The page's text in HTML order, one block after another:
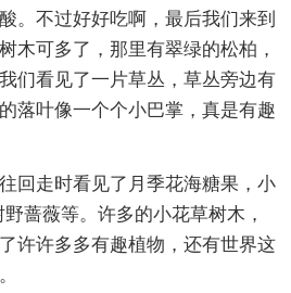
。不过好好吃啊，最后我们来到
木可多了，那里有翠绿的松柏，
们看见了一片草丛，草丛旁边有
落叶像一个个小巴掌，真是有趣
回走时看见了月季花海糖果，小
蔷薇等。许多的小花草树木，
许许多多有趣植物，还有世界这